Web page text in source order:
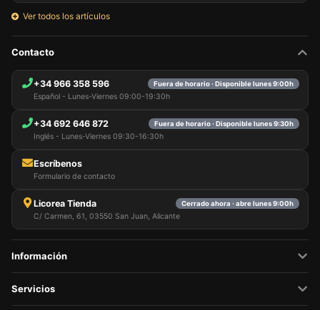
Ver todos los artículos
Contacto
+34 966 358 596 Fuera de horario · Disponible lunes 9:00h
Español - Lunes-Viernes 09:00-19:30h
+34 692 646 872 Fuera de horario · Disponible lunes 9:30h
Inglés - Lunes-Viernes 09:30-16:30h
Escríbenos
Formulario de contacto
Licorea Tienda Cerrado ahora · abre lunes 9:00h
C/ Carmen, 61, 03550 San Juan, Alicante
Información
Servicios